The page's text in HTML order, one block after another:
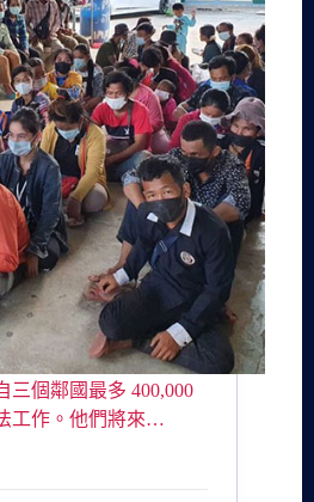
三個鄰國最多 400,000
工作。他們將來…